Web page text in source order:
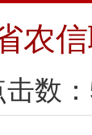
农
击数：